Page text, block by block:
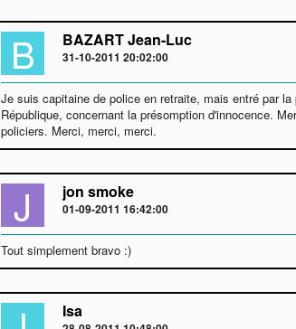
B BAZART Jean-Luc
31-10-2011 20:02:00
Je suis capitaine de police en retraite, mais entré par
République, concernant la présomption d'innocence.
policiers. Merci, merci, merci.
J jon smoke
01-09-2011 16:42:00
Tout simplement bravo :)
Isa